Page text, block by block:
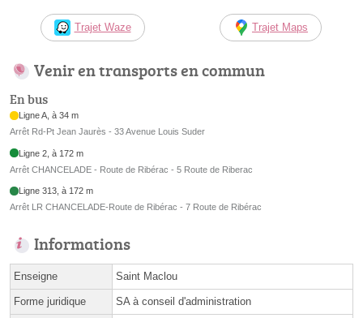
Trajet Waze Trajet Maps
Venir en transports en commun
En bus
Ligne A, à 34 m
Arrêt Rd-Pt Jean Jaurès - 33 Avenue Louis Suder
Ligne 2, à 172 m
Arrêt CHANCELADE - Route de Ribérac - 5 Route de Riberac
Ligne 313, à 172 m
Arrêt LR CHANCELADE-Route de Ribérac - 7 Route de Ribérac
Informations
Enseigne Saint Maclou
Forme juridique SA à conseil d'administration